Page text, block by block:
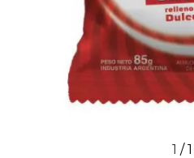
1 /1